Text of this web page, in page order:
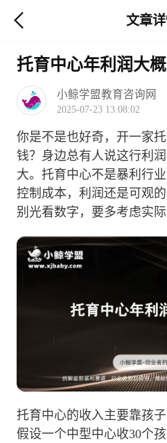
文章
托育中心年利润大概
小鲸学盟教育咨询网
2025-07-23 13:08:02
你是不是也好奇，开一家
钱？身边总有人说这行利
大。托育中心不是暴利行
控制成本，利润还是可观
别光看数字，要多考虑实际
托育中心的收入主要靠孩
假设一个中型中心收30个